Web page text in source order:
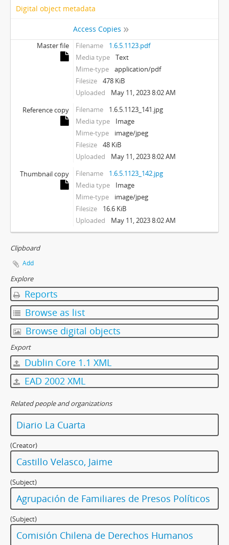
Digital object metadata
Access Copies
Master file Filename
1.6.5.1123.pdf
Media type
Text
Mime-type
application/pdf
Filesize
478 KiB
Uploaded
May 11, 2023 8:02 AM
Reference copy
Filename
1.6.5.1123_141.jpg
Media type
Image
Mime-type
image/jpeg
Filesize
48 KiB
Uploaded
May 11, 2023 8:02 AM
Thumbnail copy
Filename
1.6.5.1123_142.jpg
Media type
Image
Mime-type
image/jpeg
Filesize
16.6 KiB
Uploaded
May 11, 2023 8:02 AM
Clipboard
Add
Explore
Reports
Browse as list
Browse digital objects
Export
Dublin Core 1.1 XML
EAD 2002 XML
Related people and organizations
Diario La Cuarta
(Creator)
Castillo Velasco, Jaime
(Subject)
Agrupación de Familiares de Presos Políticos
(Subject)
Comisión Chilena de Derechos Humanos